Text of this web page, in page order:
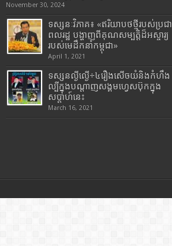
November 30, 2024
ទស្សនៈវិភាគ៖ «ឥរិយាបថថ្មីរបស់ប្រជា
ពលរដ្ឋ បង្ហាញពីគុណសម្បត្តិដ៏អស្ចារ្យ
របស់មេដឹកនាំកម្ពុជា»
April 1, 2021
ទស្សនល្ងីល្ងើ÷៤រឿងសើចយំនិងកំហឹង
ល្បីក្នុងបណ្តាញសង្គមហ្វេសប៊ុកក្នុង
សប្តាហ៍នេះ
March 16, 2021